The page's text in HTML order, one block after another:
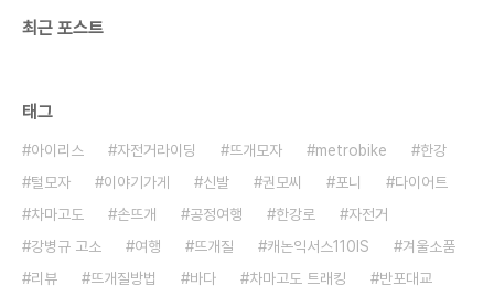
최근 포스트
태그
아이리스 자전거라이딩 뜨개모자 metrobike
한강
털모자
이야기가게 신발 권모씨 포니
다이어트
차마고도
손뜨개 공정여행 한강로
자전거
강병규 고소
여행 뜨개질 캐논익서스110IS
겨울소품
리뷰
뜨개질방법 바다 차마고도 트래킹
반포대교